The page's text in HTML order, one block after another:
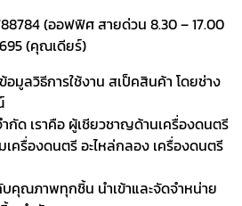
(ออฟฟิศ สายด่วน 8.30 – 17.00
(คุณเดียร์)
มูลวิธีการใช้งาน สเป็คสินค้า โดยช่าง
ด เราคือ ผู้เชียวชาญด้านเครื่องดนตรี
เครื่องดนตรี อะไหล่กลอง เครื่องดนตรี
คุณภาพทุกชิ้น นำเข้าและจัดจำหน่าย